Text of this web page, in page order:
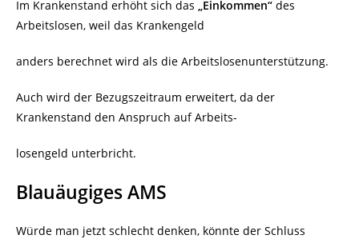
Im Krankenstand erhöht sich das „Einkommen“ des
Arbeitslosen, weil das Krankengeld
anders berechnet wird als die Arbeitslosenunterstützung.
Auch wird der Bezugszeitraum erweitert, da der
Krankenstand den Anspruch auf Arbeits-
losengeld unterbricht.
Blauäugiges AMS
Würde man jetzt schlecht denken, könnte der Schluss